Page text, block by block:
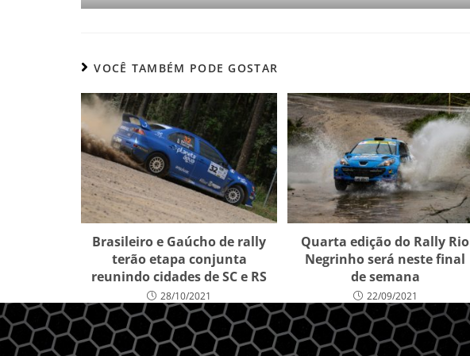
VOCÊ TAMBÉM PODE GOSTAR
Brasileiro e Gaúcho de rally
terão etapa conjunta
reunindo cidades de SC e RS
28/10/2021
Quarta edição do Rally Rio
Negrinho será neste final
de semana
22/09/2021